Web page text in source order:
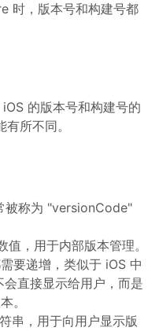
时，版本号和构建号都
的版本号和构建号的
所不同。
被称为 "versionCode"
值，用于内部版本管理。
要递增，类似于 iOS 中
直接显示给用户，而是
。
串，用于向用户显示版